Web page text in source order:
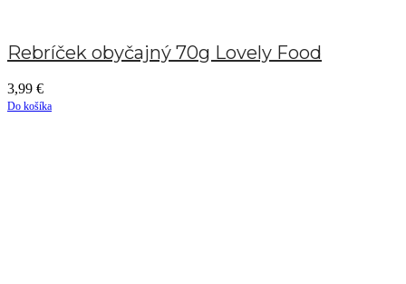
Rebríček obyčajný 70g Lovely Food
3,99 €
Do košíka